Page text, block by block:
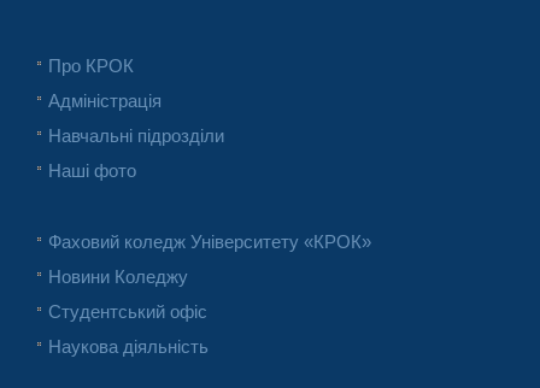
Про КРОК
Адміністрація
Навчальні підрозділи
Наші фото
Фаховий коледж Університету «КРОК»
Новини Коледжу
Студентський офіс
Наукова діяльність